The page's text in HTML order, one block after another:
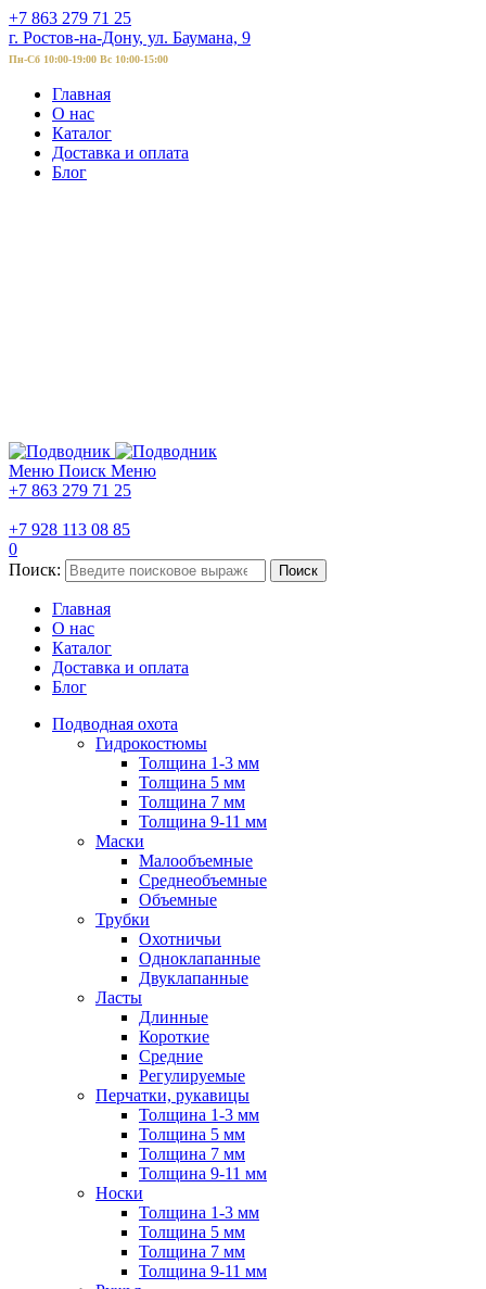
+7 863 279 71 25
г. Ростов-на-Дону, ул. Баумана, 9
Пн-Сб 10:00-19:00 Вс 10:00-15:00
Главная
О нас
Каталог
Доставка и оплата
Блог
Меню Поиск Меню
+7 863 279 71 25
+7 928 113 08 85
0
Поиск:
Поиск
Главная
О нас
Каталог
Доставка и оплата
Блог
Подводная охота
Гидрокостюмы
Толщина 1-3 мм
Толщина 5 мм
Толщина 7 мм
Толщина 9-11 мм
Маски
Малообъемные
Среднеобъемные
Объемные
Трубки
Охотничьи
Одноклапанные
Двуклапанные
Ласты
Длинные
Короткие
Средние
Регулируемые
Перчатки, рукавицы
Толщина 1-3 мм
Толщина 5 мм
Толщина 7 мм
Толщина 9-11 мм
Носки
Толщина 1-3 мм
Толщина 5 мм
Толщина 7 мм
Толщина 9-11 мм